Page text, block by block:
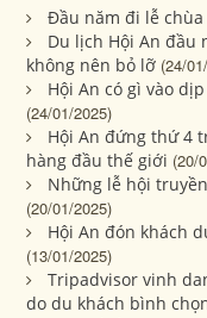
Đầu năm đi lễ chùa
Du lịch Hội An đầu
không nên bỏ lỡ (24/
Hội An có gì vào
(24/01/2025)
Hội An đứng thứ 4
hàng đầu thế giới (20/
Những lễ hội
(20/01/2025)
Hội An đón khách
(13/01/2025)
Tripadvisor vinh
do du khách bình